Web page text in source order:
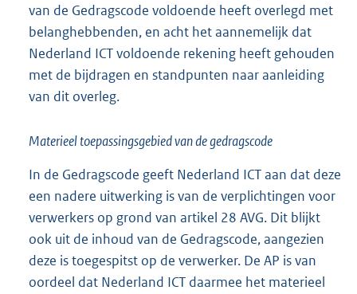
van de Gedragscode voldoende heeft overlegd met
belanghebbenden, en acht het aannemelijk dat
Nederland ICT voldoende rekening heeft gehouden
met de bijdragen en standpunten naar aanleiding
van dit overleg.
Materieel toepassingsgebied van de gedragscode
In de Gedragscode geeft Nederland ICT aan dat deze
een nadere uitwerking is van de verplichtingen voor
verwerkers op grond van artikel 28 AVG. Dit blijkt
ook uit de inhoud van de Gedragscode, aangezien
deze is toegespitst op de verwerker. De AP is van
oordeel dat Nederland ICT daarmee het materieel